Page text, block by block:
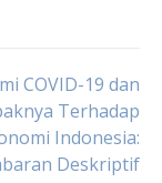
COVID-19 dan
Terhadap
Indonesia:
Deskriptif